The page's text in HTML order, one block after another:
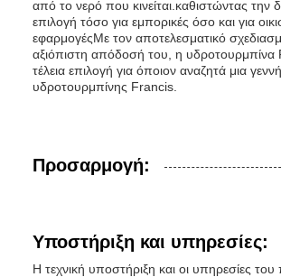
από το νερό που κινείται.καθιστώντας την
επιλογή τόσο για εμπορικές όσο και για
εφαρμογέςΜε τον αποτελεσματικό
αξιόπιστη απόδοσή του, η υδροτουρμπίνα
τέλεια επιλογή για όποιον αναζητά μια
υδροτουρμπίνης Francis.
Προσαρμογή:
Υποστήριξη και υπηρεσίες:
Η τεχνική υποστήριξη και οι υπηρεσίες του